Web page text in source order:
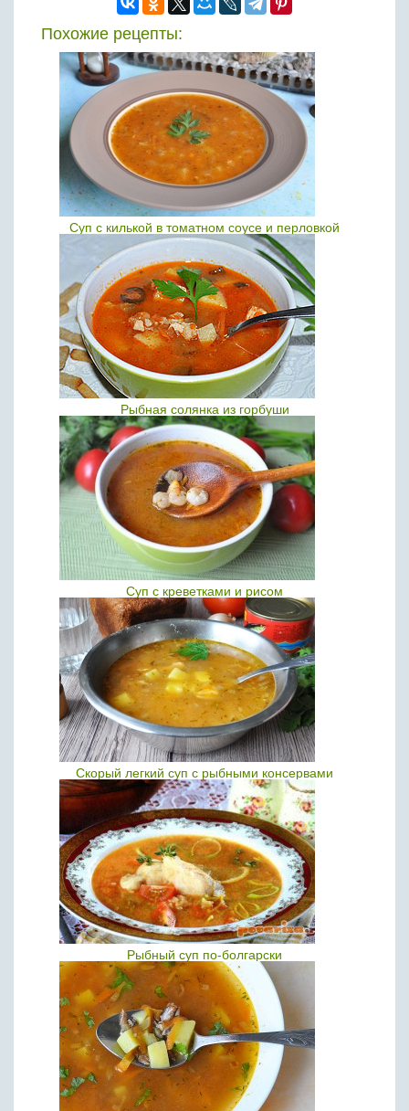
Похожие рецепты:
Суп с килькой в томатном соусе и перловкой
Рыбная солянка из горбуши
Суп с креветками и рисом
Скорый легкий суп с рыбными консервами
Рыбный суп по-болгарски